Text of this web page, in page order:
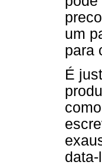
um
para
É